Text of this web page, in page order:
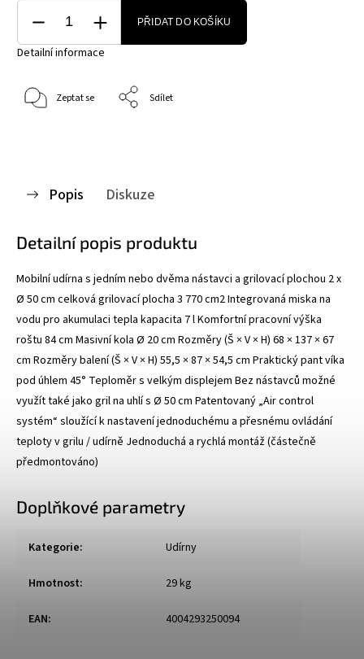
PŘIDAT DO KOŠÍKU
Detailní informace
Zeptat se Sdílet
Popis Diskuze
Detailní popis produktu
Mobilní udírna s jedním nebo dvěma nástavci a grilovací plochou 2 x
Ø 50 cm celková grilovací plocha 3 770 cm2 Integrovaná miska na
vodu pro akumulaci tepla kapacita 7 l Komfortní pracovní výška
roštu 84 cm Masivní kola Ø 20 cm Rozměry (Š × V × H) 68 × 137 × 67
cm Rozměry balení (Š × V × H) 55,5 × 87 × 54,5 cm Praktický pant víka
pod úhlem 45° Teploměr s velkým displejem Bez nástavců možné
využít také jako gril na uhlí s Ø 50 cm Patentovaný „Air control
systém“ sloužící k nastavení jednoduchému a přesnému ovládání
teploty v grilu / udírně Jednoduchá a rychlá montáž (částečně
předmontováno)
Doplňkové parametry
Kategorie: Udírny
Hmotnost: 29 kg
EAN: 4004293250094